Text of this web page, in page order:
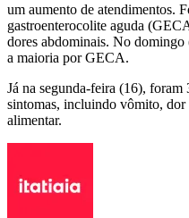
um aumento de atendimentos.
gastroenterocolite aguda
dores abdominais. No
a maioria por GECA.
Já na segunda-feira (16), foram
sintomas, incluindo vômito, dor
alimentar.